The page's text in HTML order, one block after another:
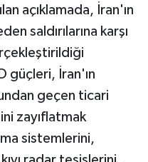
açıklamada, İran'ın
saldırılarına karşı
güçleri, İran'ın
geçen ticari
zayıflatmak
sistemlerini,